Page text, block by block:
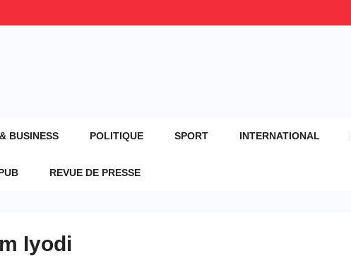
BUSINESS POLITIQUE SPORT INTERNATIONAL
REVUE DE PRESSE
Iyodi